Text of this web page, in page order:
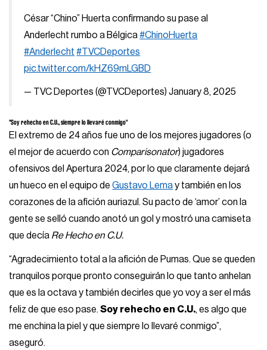
César “Chino” Huerta confirmando su pase al
Anderlecht rumbo a Bélgica#ChinoHuerta
#Anderlecht #TVCDeportes
pic.twitter.com/kHZ69mLGBD
— TVC Deportes (@TVCDeportes)January 8, 2025
"Soy rehecho en C.U., siempre lo llevaré conmigo"
El extremo de 24 años fue uno de los mejores jugadores (o
el mejor de acuerdo con Comparisonator) jugadores
ofensivos del Apertura 2024, por lo que claramente dejará
un hueco en el equipo deGustavo Lemay también en los
corazones de la afición auriazul. Su pacto de ‘amor’ con la
gente se selló cuando anotó un gol y mostró una camiseta
que decía Re Hecho en C.U.
“Agradecimiento total a la afición de Pumas. Que se queden
tranquilos porque pronto conseguirán lo que tanto anhelan
que es la octava y también decirles que yo voy a ser el más
feliz de que eso pase.Soy rehecho en C.U., es algo que
me enchina la piel y que siempre lo llevaré conmigo”,
aseguró.